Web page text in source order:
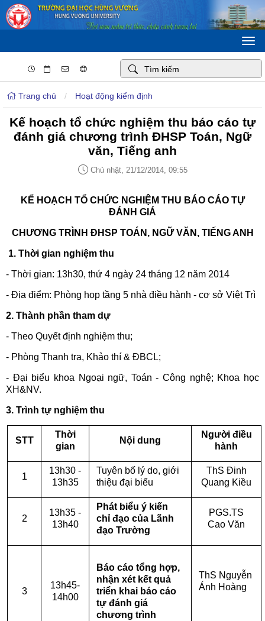
Trang chủ / Hoạt động kiểm định
Kế hoạch tổ chức nghiệm thu báo cáo tự
đánh giá chương trình ĐHSP Toán, Ngữ
văn, Tiếng anh
Chủ nhật, 21/12/2014, 09:55
KẾ HOẠCH TỔ CHỨC NGHIỆM THU BÁO CÁO TỰ
ĐÁNH GIÁ
CHƯƠNG TRÌNH ĐHSP TOÁN, NGỮ VĂN, TIẾNG ANH
1. Thời gian nghiệm thu
- Thời gian: 13h30, thứ 4 ngày 24 tháng 12 năm 2014
- Địa điểm: Phòng họp tầng 5 nhà điều hành - cơ sở Việt Trì
2. Thành phần tham dự
- Theo Quyết định nghiệm thu;
- Phòng Thanh tra, Khảo thí & ĐBCL;
- Đại biểu khoa Ngoại ngữ, Toán - Công nghệ; Khoa học
XH&NV.
3. Trình tự nghiệm thu
STT
Thời
gian
Nội dung
Người điều
hành
1
13h30 -
13h35
Tuyên bố lý do, giới
thiệu đại biểu
ThS Đinh
Quang Kiều
2
13h35 -
13h40
Phát biểu ý kiến
chỉ đạo của Lãnh
đạo Trường
PGS.TS
Cao Văn
3
13h45-
14h00
Báo cáo tổng hợp,
nhận xét kết quả
triển khai báo cáo
tự đánh giá
chương trình
ThS Nguyễn
Ánh Hoàng